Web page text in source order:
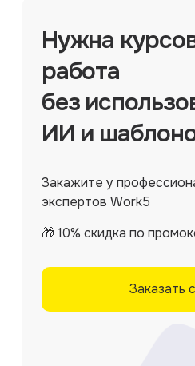
Нужна
работа
без
ИИ и
Закажите у
экспертов Work5
🎁 10% скидка по
Заказать